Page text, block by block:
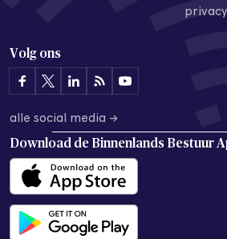
Volg ons
alle social media →
Download de Binnenlands Bestuur